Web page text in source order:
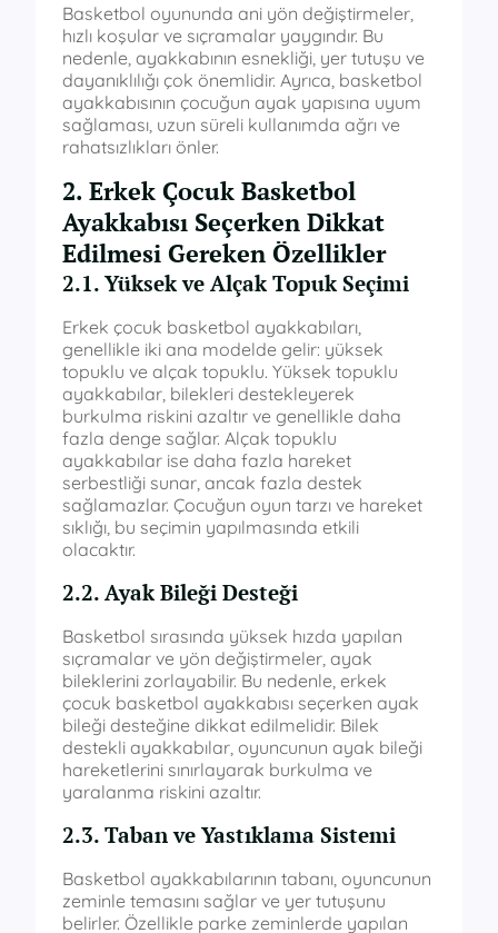
Basketbol oyununda ani yön değiştirmeler,
hızlı koşular ve sıçramalar yaygındır. Bu
nedenle, ayakkabının esnekliği, yer tutuşu ve
dayanıklılığı çok önemlidir. Ayrıca, basketbol
ayakkabısının çocuğun ayak yapısına uyum
sağlaması, uzun süreli kullanımda ağrı ve
rahatsızlıkları önler.
2. Erkek Çocuk Basketbol
Ayakkabısı Seçerken Dikkat
Edilmesi Gereken Özellikler
2.1. Yüksek ve Alçak Topuk Seçimi
Erkek çocuk basketbol ayakkabıları,
genellikle iki ana modelde gelir: yüksek
topuklu ve alçak topuklu. Yüksek topuklu
ayakkabılar, bilekleri destekleyerek
burkulma riskini azaltır ve genellikle daha
fazla denge sağlar. Alçak topuklu
ayakkabılar ise daha fazla hareket
serbestliği sunar, ancak fazla destek
sağlamazlar. Çocuğun oyun tarzı ve hareket
sıklığı, bu seçimin yapılmasında etkili
olacaktır.
2.2. Ayak Bileği Desteği
Basketbol sırasında yüksek hızda yapılan
sıçramalar ve yön değiştirmeler, ayak
bileklerini zorlayabilir. Bu nedenle, erkek
çocuk basketbol ayakkabısı seçerken ayak
bileği desteğine dikkat edilmelidir. Bilek
destekli ayakkabılar, oyuncunun ayak bileği
hareketlerini sınırlayarak burkulma ve
yaralanma riskini azaltır.
2.3. Taban ve Yastıklama Sistemi
Basketbol ayakkabılarının tabanı, oyuncunun
zeminle temasını sağlar ve yer tutuşunu
belirler. Özellikle parke zeminlerde yapılan